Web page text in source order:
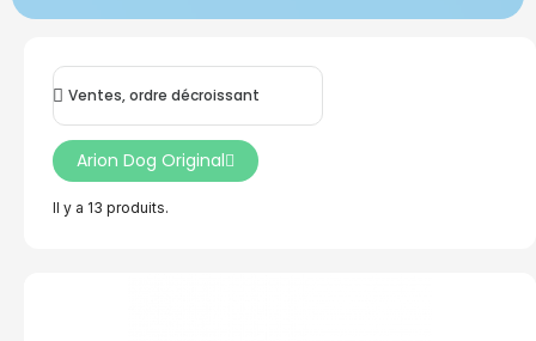
Il y a 13 produits.
Arion Dog Original